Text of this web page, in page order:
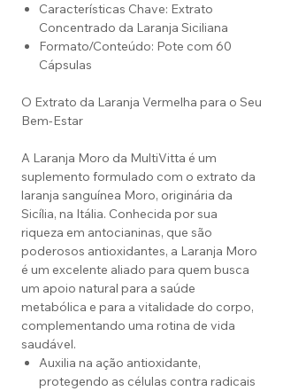
Características Chave: Extrato
Concentrado da Laranja Siciliana
Formato/Conteúdo: Pote com 60
Cápsulas
O Extrato da Laranja Vermelha para o Seu
Bem-Estar
A Laranja Moro da MultiVitta é um
suplemento formulado com o extrato da
laranja sanguínea Moro, originária da
Sicília, na Itália. Conhecida por sua
riqueza em antocianinas, que são
poderosos antioxidantes, a Laranja Moro
é um excelente aliado para quem busca
um apoio natural para a saúde
metabólica e para a vitalidade do corpo,
complementando uma rotina de vida
saudável.
Auxilia na ação antioxidante,
protegendo as células contra radicais